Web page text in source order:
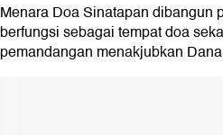
Menara Doa Sinatapan dibangun
berfungsi sebagai tempat doa
pemandangan menakjubkan